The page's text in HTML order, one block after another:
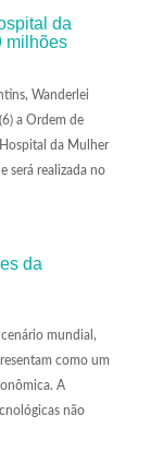
da
milhões
Wanderlei
a Ordem de
da Mulher
será realizada no
da
mundial,
como um
A
não